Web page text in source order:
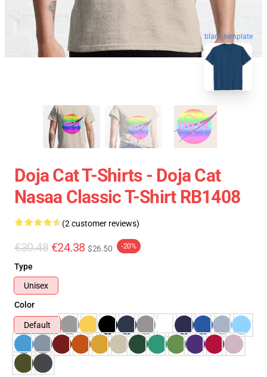
blank template
Doja Cat T-Shirts - Doja Cat
Nasaa Classic T-Shirt RB1408
(2 customer reviews)
€30.48 €24.38 $26.50 -20%
Type
Unisex
Color
Default